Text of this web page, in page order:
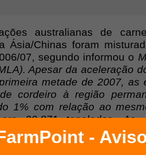
australianas de
Ásia/Chinas foram
07, segundo informou o
Apesar da aceleração
metade de 2007, as
cordeiro à região
1% com relação ao
20.871 toneladas. As
Malásia e Taiwan
exportações para Hong
e Vietnã se